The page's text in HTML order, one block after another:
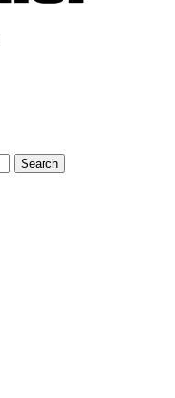
Search